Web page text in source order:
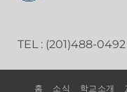
TEL : (201)488-
홈 소식 학교소개